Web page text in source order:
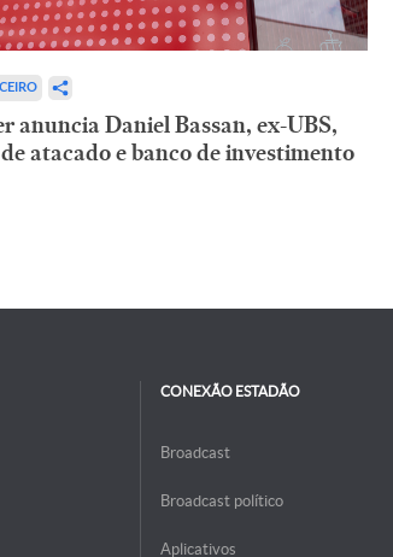
anuncia Daniel Bassan, ex-UBS,
atacado e banco de investimento
CONEXÃO ESTADÃO
Broadcast
Broadcast político
Aplicativos